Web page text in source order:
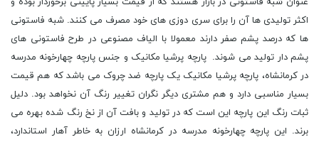
اکثر تولیدی ها آن را برای سری دوزی های خود مصرف می کنند. شبه فاستونی
ها که درصد پشم صفر دارند معمولا با الیاف مصنوعی در طرح فاستونی های
پشم دار تولید می شوند. پارچه پرشیا مکانیک و جنس پارچه چهارخونه مدرسه
در کرمانشاه، پارچه پرشیا مکانیک یک پارچه ضد چروک می باشد که هم قیمت
بسیار مناسبی دارد و هم مشتری دیگر نگران تغییر رنگ آن نخواهد بود. دلیل
ثبات رنگ این پارچه این است که در تولید و بافت آن از نخ رنگ شده بهره می
برند. این پارچه چهارخونه مدرسه در کرمانشاه ارزان به خاطر آهار استاندارد،